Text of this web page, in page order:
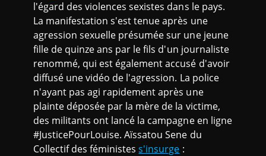
l'égard des violences sexistes dans le pays.
La manifestation s'est tenue après une
agression sexuelle présumée sur une jeune
fille de quinze ans par le fils d'un journaliste
renommé, qui est également accusé d'avoir
diffusé une vidéo de l'agression. La police
n'ayant pas agi rapidement après une
plainte déposée par la mère de la victime,
des militants ont lancé la campagne en ligne
#JusticePourLouise. Aïssatou Sene du
Collectif des féministess'insurge :